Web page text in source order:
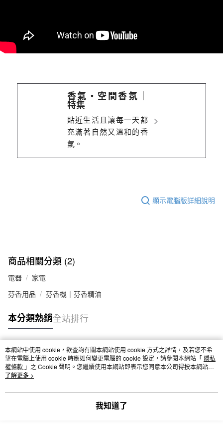
香氣・空間香氛│
特集
貼近生活且讓每一天都
充滿著自然又溫和的香
氣。
顯示電腦版詳細說明
商品相關分類 (2)
電器
家電
芬香用品
芬香機｜芬香精油
本分類熱銷全站排行
熱門標籤
本網站中使用 cookie，欲查詢有關本網站使用 cookie 方式之詳情，及若您不希
望在電腦上使用 cookie 時應如何變更電腦的 cookie 設定，請參閱本網站「 隱私
權條款 」之 Cookie 聲明。您繼續使用本網站即表示您同意本公司得按本網站使
用條款之 Cookie 聲明使用 cookie。
了解更多 >
我知道了